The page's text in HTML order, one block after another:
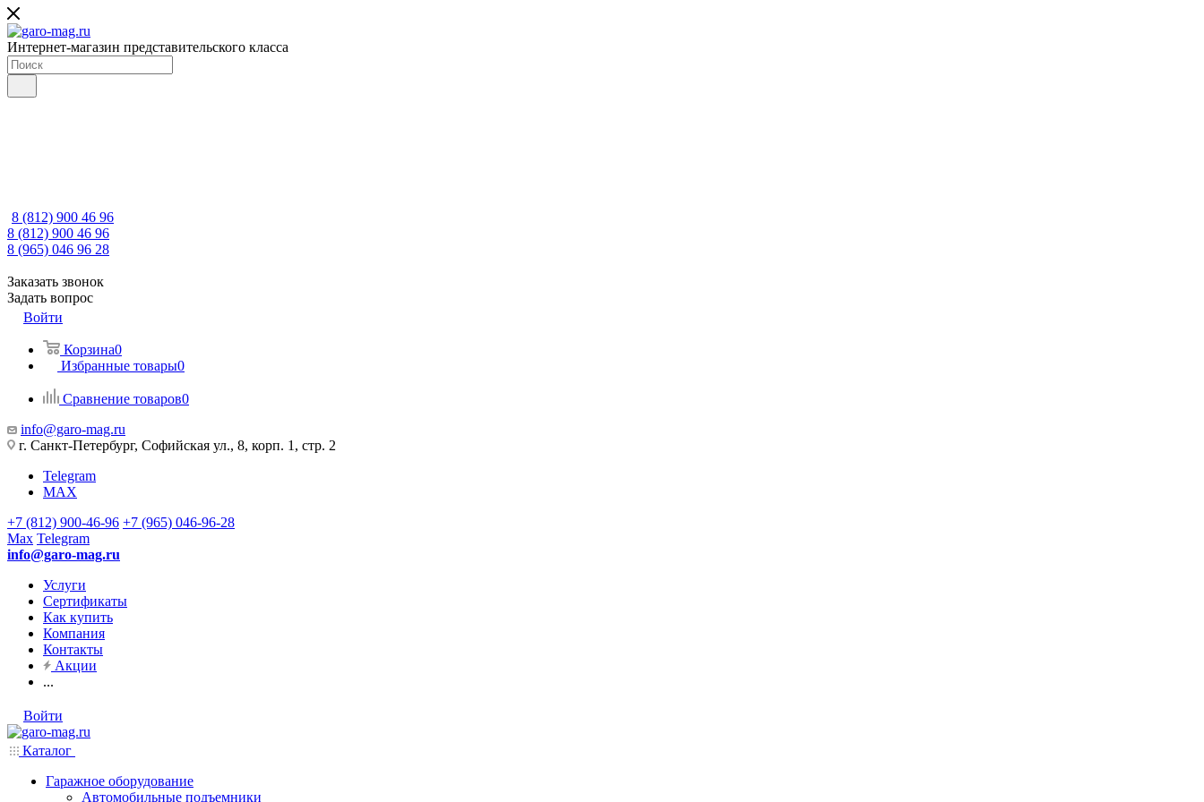
Интернет-магазин представительского класса
8 (812) 900 46 96
8 (812) 900 46 96
8 (965) 046 96 28
Заказать звонок
Задать вопрос
Войти
Корзина0
Избранные товары0
Сравнение товаров0
info@garo-mag.ru
г. Санкт-Петербург, Софийская ул., 8, корп. 1, стр. 2
Telegram
MAX
+7 (812) 900-46-96 +7 (965) 046-96-28
Max Telegram
info@garo-mag.ru
Услуги
Сертификаты
Как купить
Компания
Контакты
Акции
...
Войти
Каталог
Гаражное оборудование
Автомобильные подъемники